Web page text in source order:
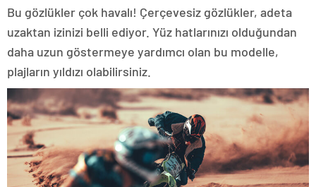
Bu gözlükler çok havalı! Çerçevesiz gözlükler, adeta
uzaktan izinizi belli ediyor. Yüz hatlarınızı olduğundan
daha uzun göstermeye yardımcı olan bu modelle,
plajların yıldızı olabilirsiniz.